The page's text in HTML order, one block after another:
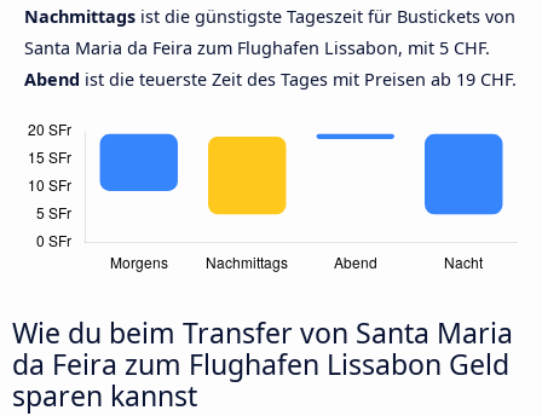
Nachmittags ist die günstigste Tageszeit für Bustickets von
Santa Maria da Feira zum Flughafen Lissabon, mit 5 CHF.
Abend ist die teuerste Zeit des Tages mit Preisen ab 19 CHF.
Wie du beim Transfer von Santa Maria
da Feira zum Flughafen Lissabon Geld
sparen kannst